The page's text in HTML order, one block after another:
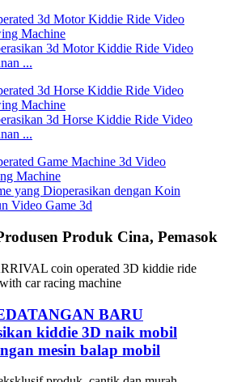
3d Motor Kiddie Ride Video
...
3d Horse Kiddie Ride Video
...
yang Dioperasikan dengan Koin
Video Game 3d
Produk Cina, Pemasok
BARU
kiddie 3D naik mobil
mesin balap mobil